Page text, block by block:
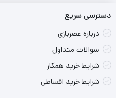
دسترسی سریع
درباره عصربازی
سوالات متداول
شرایط خرید همکار
شرایط خرید اقساطی